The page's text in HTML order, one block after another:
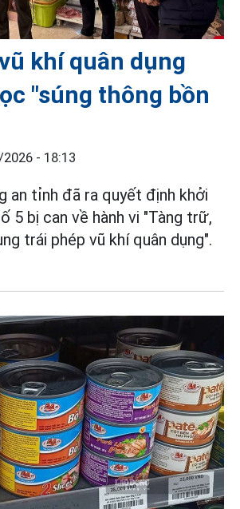
khí quân dụng
"súng thông bồn
- 18:13
an tỉnh đã ra quyết định khởi
5 bị can về hành vi "Tàng trữ,
trái phép vũ khí quân dụng".